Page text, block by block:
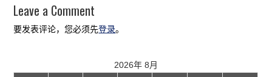
Leave a Comment
要发表评论，您必须先登录。
2026年 8月